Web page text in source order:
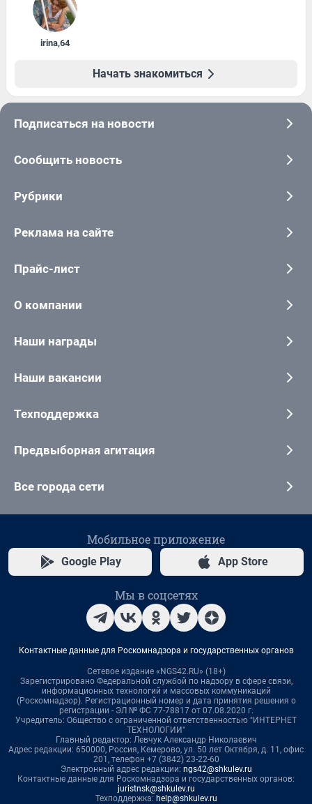
irina,64
Начать знакомиться
Подписаться на новости
Сообщить новость
Рубрики
Реклама на сайте
Прайс-лист
О компании
Наши награды
Наши вакансии
Техподдержка
Предвыборная агитация
Все города сети
Мобильное приложение
Google Play App Store
Мы в соцсетях
Контактные данные для Роскомнадзора и государственных органов
Сетевое издание «NGS42.RU» (18+)
Зарегистрировано Федеральной службой по надзору в сфере связи,
информационных технологий и массовых коммуникаций
(Роскомнадзор). Регистрационный номер и дата принятия решения о
регистрации - ЭЛ № ФС 77-78817 от 07.08.2020 г.
Учредитель: Общество с ограниченной ответственностью "ИНТЕРНЕТ
ТЕХНОЛОГИИ"
Главный редактор: Левчук Александр Николаевич
Адрес редакции: 650000, Россия, Кемерово, ул. 50 лет Октября, д. 11, офис
201, телефон +7 (3842) 23-22-60
Электронный адрес редакции: ngs42@shkulev.ru
Контактные данные для Роскомнадзора и государственных органов:
juristnsk@shkulev.ru
Техподдержка: help@shkulev.ru